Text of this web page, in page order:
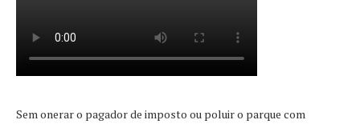
Sem onerar o pagador de imposto ou poluir o parque com